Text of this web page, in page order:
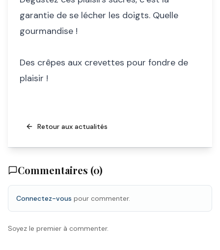
garantie de se lécher les doigts. Quelle
gourmandise !
Des crêpes aux crevettes pour fondre de
plaisir !
Retour aux actualités
Commentaires (0)
Connectez-vous pour commenter.
Soyez le premier à commenter.